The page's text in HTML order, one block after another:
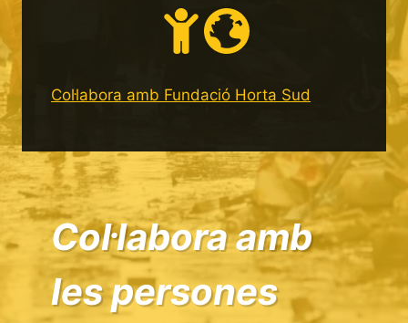
Col·labora amb Fundació Horta Sud
Col·labora amb
les persones